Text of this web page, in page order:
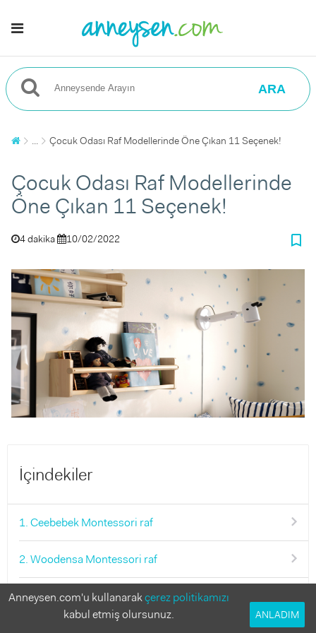
ARA
... Çocuk Odası Raf Modellerinde Öne Çıkan 11 Seçenek!
Çocuk Odası Raf Modellerinde
Öne Çıkan 11 Seçenek!
4 dakika 10/02/2022 bookmark_border
İçindekiler
1. Ceebebek Montessori raf
2. Woodensa Montessori raf
3. Decomira Montessori raf
Anneysen.com'u kullanarakçerez politikamızı
kabul etmiş olursunuz.
ANLADIM